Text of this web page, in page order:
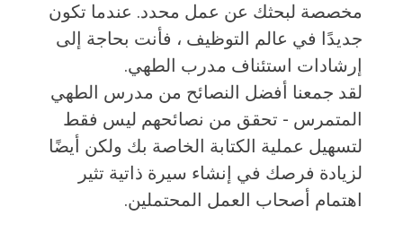
مخصصة لبحثك عن عمل محدد. عندما تكون
جديدًا في عالم التوظيف ، فأنت بحاجة إلى
إرشادات استئناف مدرب الطهي.
لقد جمعنا أفضل النصائح من مدرس الطهي
المتمرس - تحقق من نصائحهم ليس فقط
لتسهيل عملية الكتابة الخاصة بك ولكن أيضًا
لزيادة فرصك في إنشاء سيرة ذاتية تثير
اهتمام أصحاب العمل المحتملين.